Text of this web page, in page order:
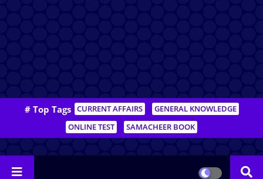
# Top Tags CURRENT AFFAIRS
GENERAL KNOWLEDGE
ONLINE TEST
SAMACHEER BOOK